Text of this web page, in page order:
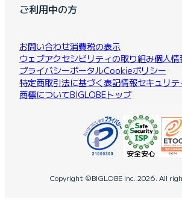
ご利用中の方
お問い合わせ消費税の表示
ウェブアクセシビリティの取り組み個人情
プライバシーポータルCookieポリシー
特定商取引法に基づく表記情報セキュリ
商標についてBIGLOBEトップ
Copyright ©BIGLOBE Inc. 2026. All